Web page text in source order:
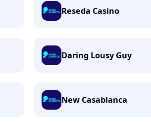
Reseda Casino
Daring Lousy Guy
New Casablanca